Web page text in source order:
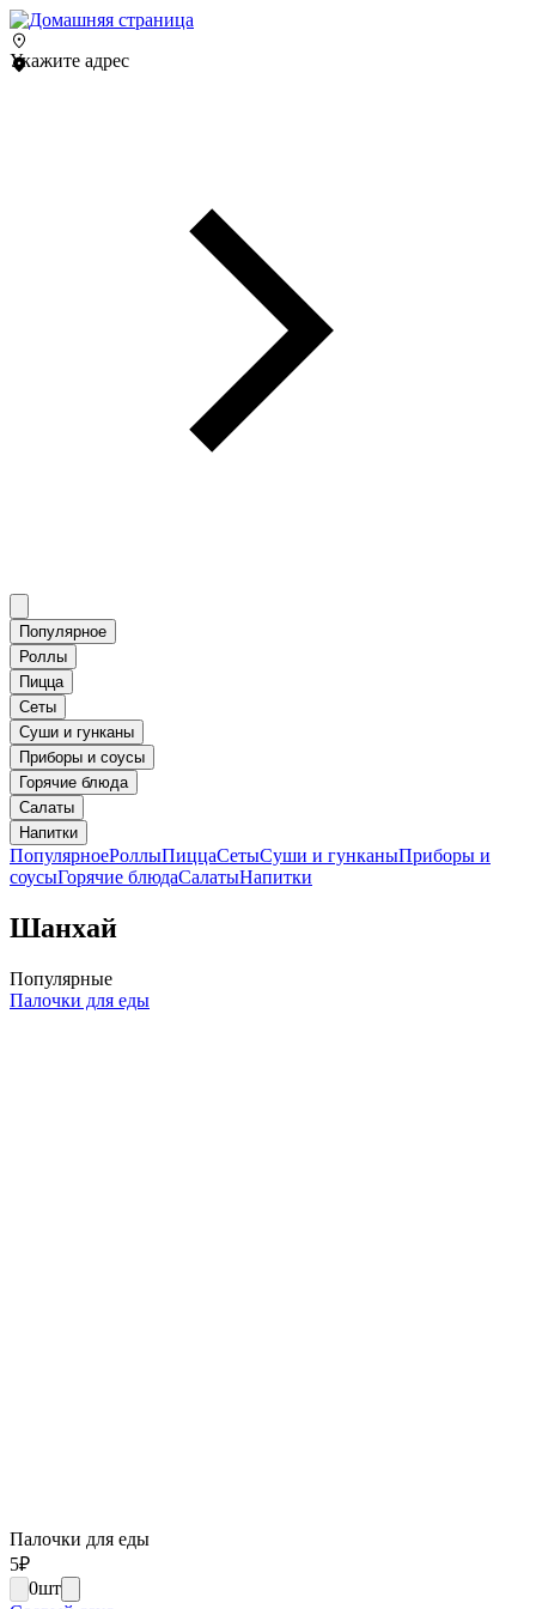
Укажите адрес
Популярное
Роллы
Пицца
Сеты
Суши и гунканы
Приборы и соусы
Горячие блюда
Салаты
Напитки
ПопулярноеРоллыПиццаСетыСуши и гунканыПриборы и
соусыГорячие блюдаСалатыНапитки
Шанхай
Популярные
Палочки для еды
Палочки для еды
5₽
0шт